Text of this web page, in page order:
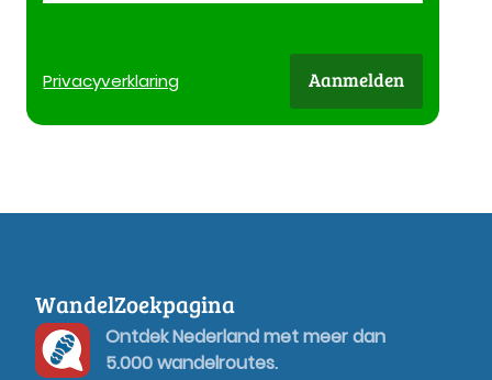
Privacyverklaring Aanmelden
WandelZoekpagina
Ontdek Nederland met meer dan
5.000 wandelroutes.